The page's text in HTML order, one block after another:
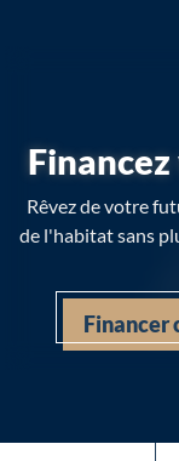
Rêvez de votre
de l'habitat sans
Financer